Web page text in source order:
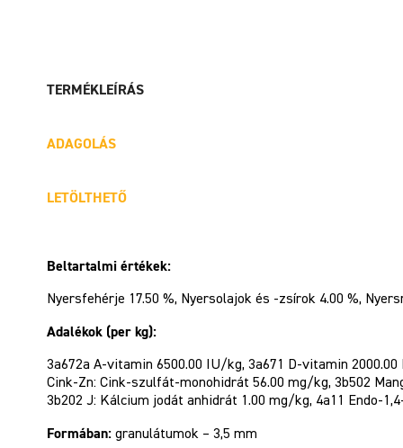
TERMÉKLEÍRÁS
ADAGOLÁS
LETÖLTHETŐ
Beltartalmi értékek:
Nyersfehérje 17.50 %, Nyersolajok és -zsírok 4.00 %,
Adalékok (per kg):
3a672a A-vitamin 6500.00 IU/kg, 3a671 D-vitamin
Cink-Zn: Cink-szulfát-monohidrát 56.00 mg/kg, 3b502
3b202 J: Kálcium jodát anhidrát 1.00 mg/kg, 4a11 Endo-
Formában: granulátumok – 3,5 mm